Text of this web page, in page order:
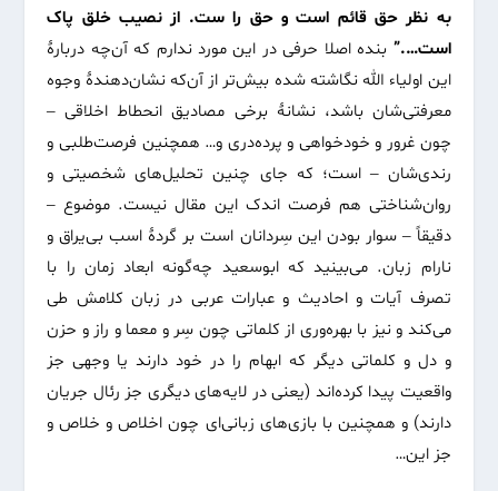
به نظر حق قائم است و حق را ست. از نصیب خلق پاک
است….” بنده اصلا حرفی در این مورد ندارم که آن‌چه دربارۀ
این اولیاء الله نگاشته شده بیش‌تر از آن‌که نشان‌دهندۀ وجوه
معرفتی‌شان باشد، نشانۀ برخی مصادیق انحطاط اخلاقی –
چون غرور و خودخواهی و پرده‌دری و… همچنین فرصت‌طلبی و
رندی‌شان – است؛ که جای چنین تحلیل‌های شخصیتی و
روان‌شناختی هم فرصت اندک این مقال نیست. موضوع –
دقیقاً – سوار بودن این سِردانان است بر گردۀ اسب بی‌یراق و
نارام زبان. می‌بینید که ابوسعید چه‌گونه ابعاد زمان را با
تصرف آیات و احادیث و عبارات عربی در زبان کلامش طی
می‌کند و نیز با بهره‌وری از کلماتی چون سِر و معما و راز و حزن
و دل و کلماتی دیگر که ابهام را در خود دارند یا وجهی جز
واقعیت پیدا کرده‌اند (یعنی در لایه‌های دیگری جز رئال جریان
دارند) و همچنین با بازی‌های زبانی‌ای چون اخلاص و خلاص و
جز این…